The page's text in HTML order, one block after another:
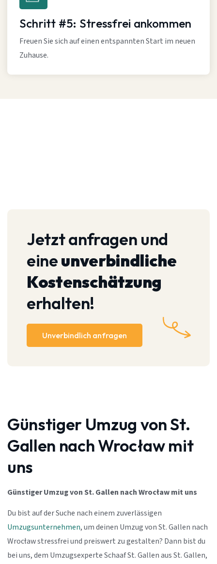
Schritt #5: Stressfrei ankommen
Freuen Sie sich auf einen entspannten Start im neuen
Zuhause.
Jetzt anfragen und
eineunverbindliche
Kostenschätzung
erhalten!
Unverbindlich anfragen
Günstiger Umzug von St.
Gallen nach Wrocław mit
uns
Günstiger Umzug von St. Gallen nach Wrocław mit uns
Du bist auf der Suche nach einem zuverlässigen
Umzugsunternehmen, um deinen Umzug von St. Gallen nach
Wrocław stressfrei und preiswert zu gestalten? Dann bist du
bei uns, dem Umzugsexperte Schaaf St. Gallen aus St. Gallen,